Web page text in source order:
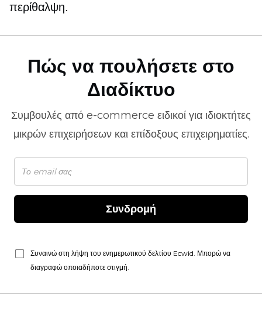
περίθαλψη.
Πώς να πουλήσετε στο
Διαδίκτυο
Συμβουλές από e-commerce ειδικοί για ιδιοκτήτες
μικρών επιχειρήσεων και επίδοξους επιχειρηματίες.
Συνδρομή
Συναινώ στη λήψη του ενημερωτικού δελτίου Ecwid. Μπορώ να
διαγραφώ οποιαδήποτε στιγμή.